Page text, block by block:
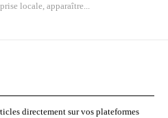
locale, apparaître...
directement sur vos plateformes